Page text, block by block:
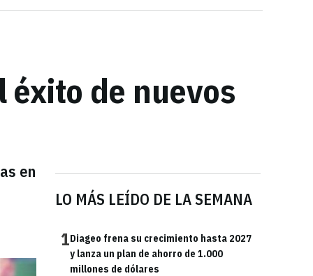
de nuevos
en
LO MÁS LEÍDO DE LA SEMANA
1Diageo frena su crecimiento hasta 2027
y lanza un plan de ahorro de 1.000
millones de dólares